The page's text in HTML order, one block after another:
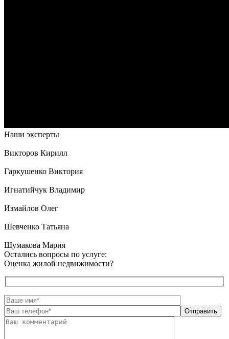
Наши эксперты
Викторов Кирилл
Гаркушенко Виктория
Игнатийчук Владимир
Измайлов Олег
Шевченко Татьяна
Шумакова Мария
Остались вопросы по услуге:
Оценка жилой недвижимости?